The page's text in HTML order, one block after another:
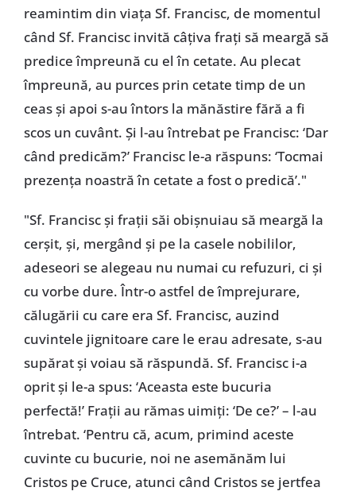
reamintim din viața Sf. Francisc, de momentul
când Sf. Francisc invită câțiva frați să meargă să
predice împreună cu el în cetate. Au plecat
împreună, au purces prin cetate timp de un
ceas și apoi s-au întors la mănăstire fără a fi
scos un cuvânt. Și l-au întrebat pe Francisc: ‘Dar
când predicăm?’ Francisc le-a răspuns: ‘Tocmai
prezența noastră în cetate a fost o predică’."
"Sf. Francisc și frații săi obișnuiau să meargă la
cerșit, și, mergând și pe la casele nobililor,
adeseori se alegeau nu numai cu refuzuri, ci și
cu vorbe dure. Într-o astfel de împrejurare,
călugării cu care era Sf. Francisc, auzind
cuvintele jignitoare care le erau adresate, s-au
supărat și voiau să răspundă. Sf. Francisc i-a
oprit și le-a spus: ‘Aceasta este bucuria
perfectă!’ Frații au rămas uimiți: ‘De ce?’ – l-au
întrebat. ‘Pentru că, acum, primind aceste
cuvinte cu bucurie, noi ne asemănăm lui
Cristos pe Cruce, atunci când Cristos se jertfea